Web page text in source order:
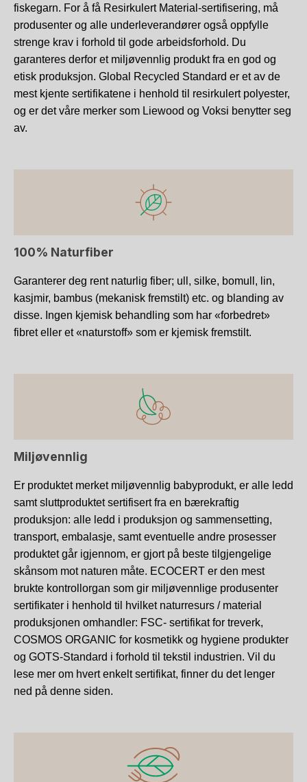
fiskegarn. For å få Resirkulert Material-sertifisering, må
produsenter og alle underleverandører også oppfylle
strenge krav i forhold til gode arbeidsforhold. Du
garanteres derfor et miljøvennlig produkt fra en god og
etisk produksjon. Global Recycled Standard er et av de
mest kjente sertifikatene i henhold til resirkulert polyester,
og er det våre merker som Liewood og Voksi benytter seg
av.
100% Naturfiber
Garanterer deg rent naturlig fiber; ull, silke, bomull, lin,
kasjmir, bambus (mekanisk fremstilt) etc. og blanding av
disse. Ingen kjemisk behandling som har «forbedret»
fibret eller et «naturstoff» som er kjemisk fremstilt.
Miljøvennlig
Er produktet merket miljøvennlig babyprodukt, er alle ledd
samt sluttproduktet sertifisert fra en bærekraftig
produksjon: alle ledd i produksjon og sammensetting,
transport, embalasje, samt eventuelle andre prosesser
produktet går igjennom, er gjort på beste tilgjengelige
skånsom mot naturen måte. ECOCERT er den mest
brukte kontrollorgan som gir miljøvennlige produsenter
sertifikater i henhold til hvilket naturresurs / material
produksjonen omhandler: FSC- sertifikat for treverk,
COSMOS ORGANIC for kosmetikk og hygiene produkter
og GOTS-Standard i forhold til tekstil industrien. Vil du
lese mer om hvert enkelt sertifikat, finner du det lenger
ned på denne siden.